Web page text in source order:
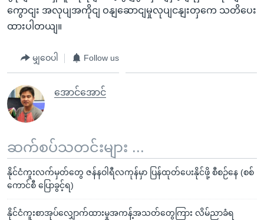
ကွောငျး အလုပျအကိုငျ ဝနျဆောငျမှုလုပျငနျးတှကေ သတိပေး
ထားပါတယျ။
မျှဝေပါ Follow us
အောင်အောင်
ဆက်စပ်သတင်းများ ...
နိုင်ငံကူးလက်မှတ်တွေ ဇန်နဝါရီလကုန်မှာ ပြန်ထုတ်ပေးနိုင်ဖို့ စီစဉ်နေ (စစ်
ကောင်စီ ပြောခွင့်ရ)
နိုင်ငံကူးစာအုပ်လျှောက်ထားမှုအကန့်အသတ်တွေကြား လိမ်ညာခံရ